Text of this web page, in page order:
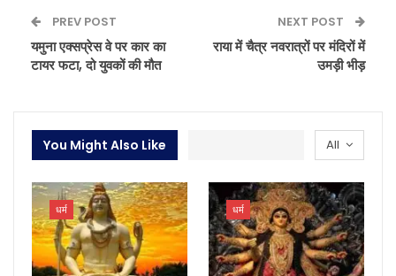
PREV POST
यमुना एक्सप्रेस वे पर कार का
टायर फटा, दो युवकों की मौत
NEXT POST
राया में चैत्र नवरात्रों पर मंदिरों में
उमड़ी भीड़
All
You Might Also Like
धर्म धर्म